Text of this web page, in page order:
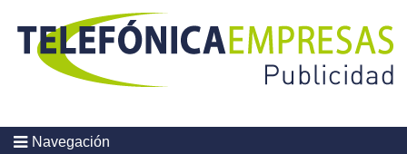
content
Navegación